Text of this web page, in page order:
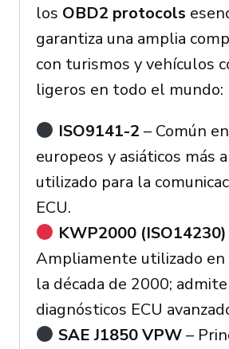
los OBD2 protocols
garantiza una amplia
con turismos y vehículos
ligeros en todo el mundo:
ISO9141-2 – Común
europeos y asiáticos más
utilizado para la
ECU.
KWP2000 (ISO14230)
Ampliamente utilizado en
la década de 2000; admite
diagnósticos ECU
SAE J1850 VPW–